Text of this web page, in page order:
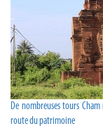
De nombreuses tours
route du patrimoine